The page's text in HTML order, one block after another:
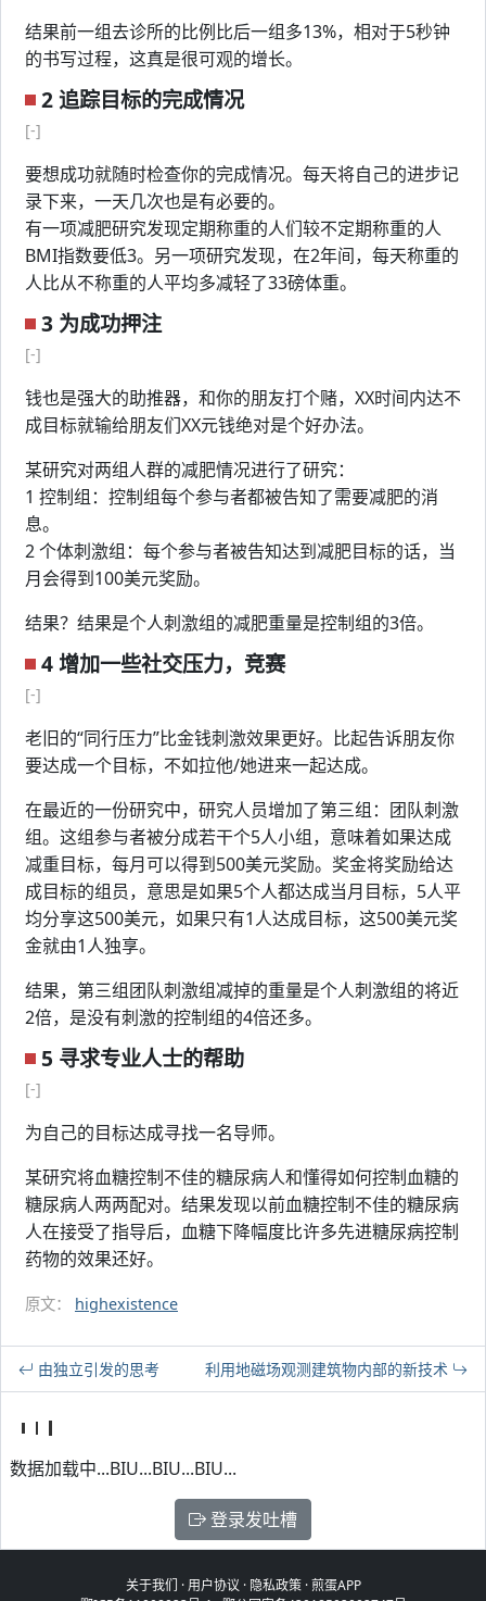
结果前一组去诊所的比例比后一组多13%，相对于5秒钟
的书写过程，这真是很可观的增长。
2 追踪目标的完成情况
[-]
要想成功就随时检查你的完成情况。每天将自己的进步记
录下来，一天几次也是有必要的。
有一项减肥研究发现定期称重的人们较不定期称重的人
BMI指数要低3。另一项研究发现，在2年间，每天称重的
人比从不称重的人平均多减轻了33磅体重。
3 为成功押注
[-]
钱也是强大的助推器，和你的朋友打个赌，XX时间内达不
成目标就输给朋友们XX元钱绝对是个好办法。
某研究对两组人群的减肥情况进行了研究：
1 控制组：控制组每个参与者都被告知了需要减肥的消
息。
2 个体刺激组：每个参与者被告知达到减肥目标的话，当
月会得到100美元奖励。
结果？结果是个人刺激组的减肥重量是控制组的3倍。
4 增加一些社交压力，竞赛
[-]
老旧的“同行压力”比金钱刺激效果更好。比起告诉朋友你
要达成一个目标，不如拉他/她进来一起达成。
在最近的一份研究中，研究人员增加了第三组：团队刺激
组。这组参与者被分成若干个5人小组，意味着如果达成
减重目标，每月可以得到500美元奖励。奖金将奖励给达
成目标的组员，意思是如果5个人都达成当月目标，5人平
均分享这500美元，如果只有1人达成目标，这500美元奖
金就由1人独享。
结果，第三组团队刺激组减掉的重量是个人刺激组的将近
2倍，是没有刺激的控制组的4倍还多。
5 寻求专业人士的帮助
[-]
为自己的目标达成寻找一名导师。
某研究将血糖控制不佳的糖尿病人和懂得如何控制血糖的
糖尿病人两两配对。结果发现以前血糖控制不佳的糖尿病
人在接受了指导后，血糖下降幅度比许多先进糖尿病控制
药物的效果还好。
原文： highexistence
由独立引发的思考 利用地磁场观测建筑物内部的新技术
数据加载中...BIU...BIU...BIU...
登录发吐槽
关于我们 ·用户协议 · 隐私政策·煎蛋APP